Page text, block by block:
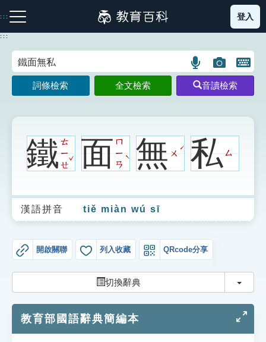
到
主
:::
注音索引圖示 筆畫索引圖示 部首索引表圖示
生字詞彙表
成語故事
索引選單
單字索引
登入
:::
語
言
搜
示
圖
片
搜
示
開
鍵
圖
詞條檢索 全文檢索 音讀檢索
鐵ㄊ
ㄧ
ㄝ
ˇ面ㄇ
ㄧ
ㄢ
ˋ 無ㄨ
ˊ 私ㄙ
漢語拼音 tiě miàn wú sī
開啟關聯 列入收藏 QRcode分享
切換辭典 切換
教育部國語辭典簡編本